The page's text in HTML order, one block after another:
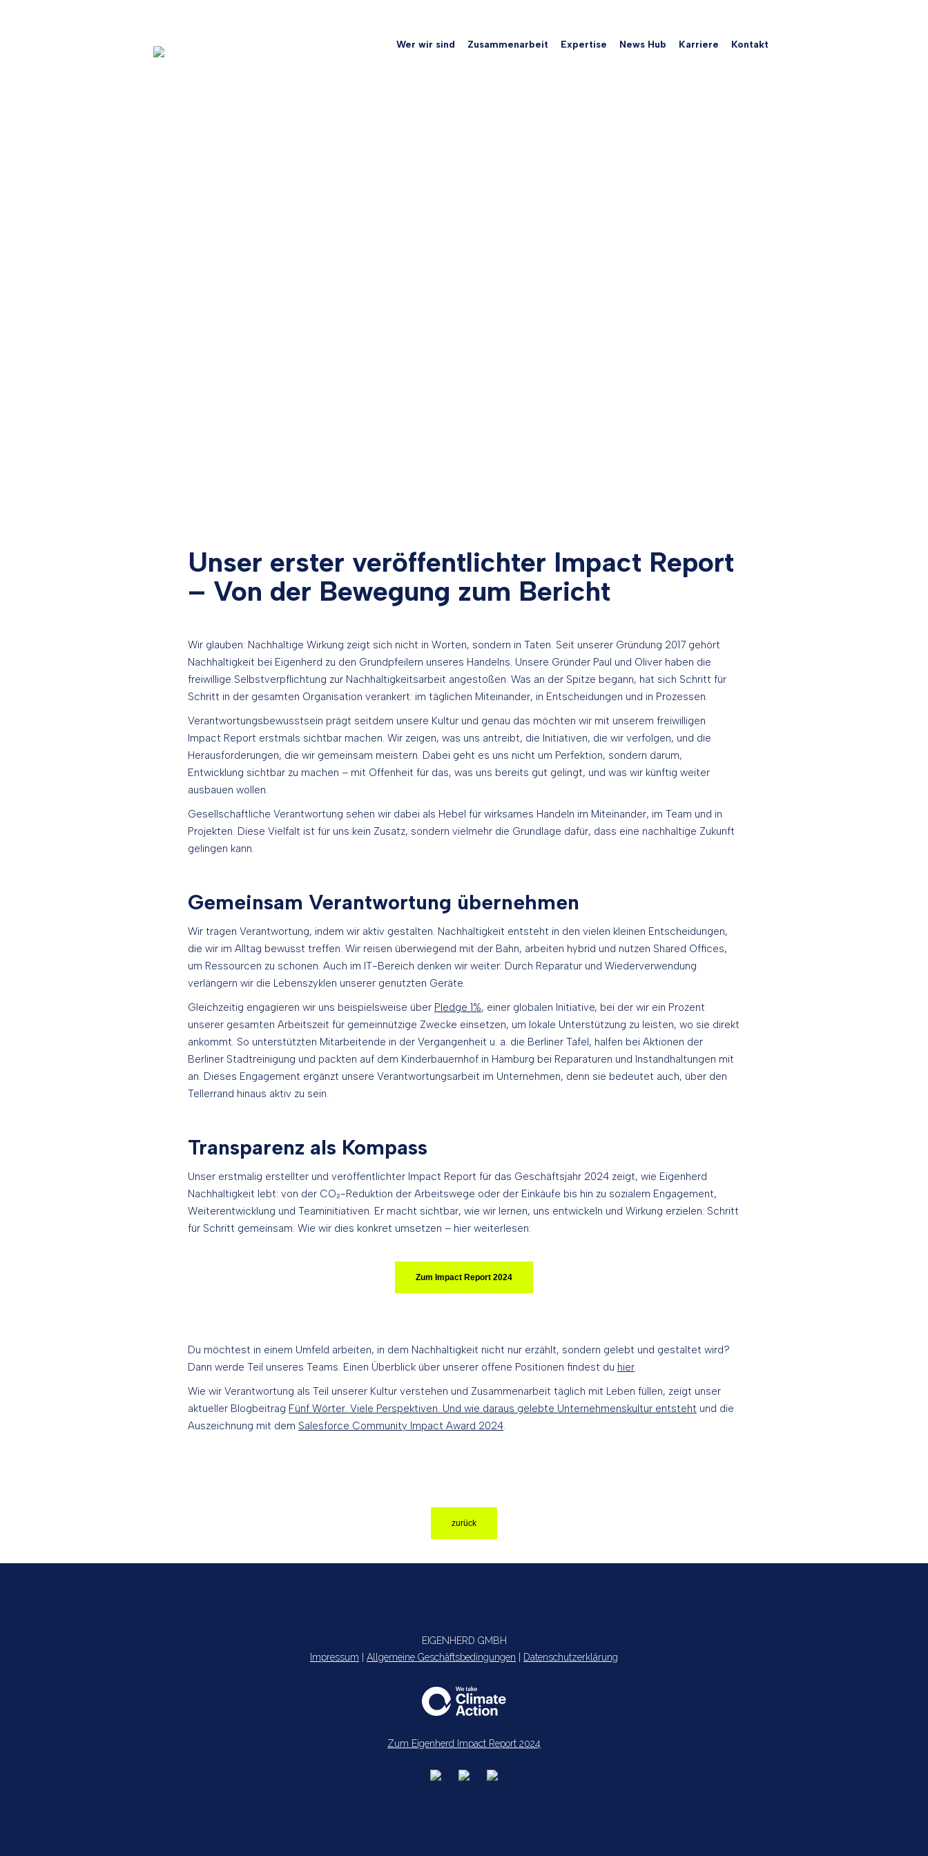
Wer wir sind Zusammenarbeit Expertise News Hub Karriere Kontakt
Unser erster veröffentlichter Impact Report
– Von der Bewegung zum Bericht
Wir glauben: Nachhaltige Wirkung zeigt sich nicht in Worten, sondern in Taten. Seit unserer Gründung 2017 gehört
Nachhaltigkeit bei Eigenherd zu den Grundpfeilern unseres Handelns. Unsere Gründer Paul und Oliver haben die
freiwillige Selbstverpflichtung zur Nachhaltigkeitsarbeit angestoßen. Was an der Spitze begann, hat sich Schritt für
Schritt in der gesamten Organisation verankert: im täglichen Miteinander, in Entscheidungen und in Prozessen.
Verantwortungsbewusstsein prägt seitdem unsere Kultur und genau das möchten wir mit unserem freiwilligen
Impact Report erstmals sichtbar machen. Wir zeigen, was uns antreibt, die Initiativen, die wir verfolgen, und die
Herausforderungen, die wir gemeinsam meistern. Dabei geht es uns nicht um Perfektion, sondern darum,
Entwicklung sichtbar zu machen – mit Offenheit für das, was uns bereits gut gelingt, und was wir künftig weiter
ausbauen wollen.
Gesellschaftliche Verantwortung sehen wir dabei als Hebel für wirksames Handeln im Miteinander, im Team und in
Projekten. Diese Vielfalt ist für uns kein Zusatz, sondern vielmehr die Grundlage dafür, dass eine nachhaltige Zukunft
gelingen kann.
Gemeinsam Verantwortung übernehmen
Wir tragen Verantwortung, indem wir aktiv gestalten. Nachhaltigkeit entsteht in den vielen kleinen Entscheidungen,
die wir im Alltag bewusst treffen. Wir reisen überwiegend mit der Bahn, arbeiten hybrid und nutzen Shared Offices,
um Ressourcen zu schonen. Auch im IT-Bereich denken wir weiter: Durch Reparatur und Wiederverwendung
verlängern wir die Lebenszyklen unserer genutzten Geräte.
Gleichzeitig engagieren wir uns beispielsweise über Pledge 1%, einer globalen Initiative, bei der wir ein Prozent
unserer gesamten Arbeitszeit für gemeinnützige Zwecke einsetzen, um lokale Unterstützung zu leisten, wo sie direkt
ankommt. So unterstützten Mitarbeitende in der Vergangenheit u. a. die Berliner Tafel, halfen bei Aktionen der
Berliner Stadtreinigung und packten auf dem Kinderbauernhof in Hamburg bei Reparaturen und Instandhaltungen mit
an. Dieses Engagement ergänzt unsere Verantwortungsarbeit im Unternehmen, denn sie bedeutet auch, über den
Tellerrand hinaus aktiv zu sein.
Transparenz als Kompass
Unser erstmalig erstellter und veröffentlichter Impact Report für das Geschäftsjahr 2024 zeigt, wie Eigenherd
Nachhaltigkeit lebt: von der CO₂-Reduktion der Arbeitswege oder der Einkäufe bis hin zu sozialem Engagement,
Weiterentwicklung und Teaminitiativen. Er macht sichtbar, wie wir lernen, uns entwickeln und Wirkung erzielen: Schritt
für Schritt gemeinsam. Wie wir dies konkret umsetzen – hier weiterlesen:
Zum Impact Report 2024
Du möchtest in einem Umfeld arbeiten, in dem Nachhaltigkeit nicht nur erzählt, sondern gelebt und gestaltet wird?
Dann werde Teil unseres Teams. Einen Überblick über unserer offene Positionen findest du hier.
Wie wir Verantwortung als Teil unserer Kultur verstehen und Zusammenarbeit täglich mit Leben füllen, zeigt unser
aktueller Blogbeitrag Fünf Wörter. Viele Perspektiven. Und wie daraus gelebte Unternehmenskultur entsteht und die
Auszeichnung mit dem Salesforce Community Impact Award 2024.
zurück
EIGENHERD GMBH
Impressum
Allgemeine Geschäftsbedingungen Datenschutzerklärung
Zum Eigenherd Impact Report 2024